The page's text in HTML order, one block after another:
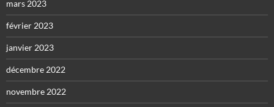
mars 2023
février 2023
janvier 2023
décembre 2022
novembre 2022